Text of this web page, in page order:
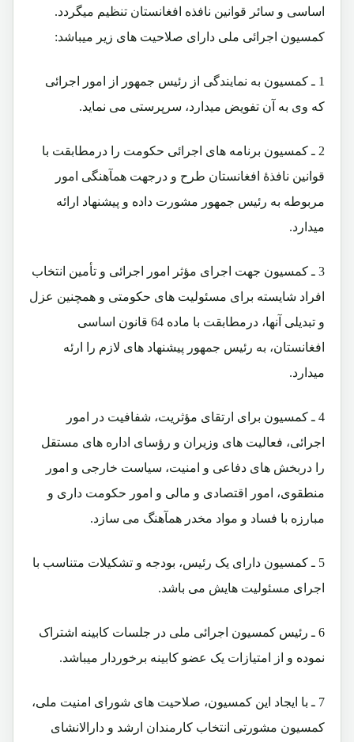
اساسی و سائر قوانین نافذه افغانستان تنظیم میگردد.
کمسیون اجرائی ملی دارای صلاحیت های زیر میباشد:
1 ـ کمسیون به نمایندگی از رئیس جمهور از امور اجرائی
که وی به آن تفویض میدارد، سرپرستی می نماید.
2 ـ کمسیون برنامه های اجرائی حکومت را درمطابقت با
قوانین نافذۀ افغانستان طرح و درجهت همآهنگی امور
مربوطه به رئیس جمهور مشورت داده و پیشنهاد ارائه
میدارد.
3 ـ کمسیون جهت اجرای مؤثر امور اجرائی و تأمین انتخاب
افراد شایسته برای مسئولیت های حکومتی و همچنین عزل
و تبدیلی آنها، درمطابقت با ماده 64 قانون اساسی
افغانستان، به رئیس جمهور پیشنهاد های لازم را ارئه
میدارد.
4 ـ کمسیون برای ارتقای مؤثریت، شفافیت در امور
اجرائی، فعالیت های وزیران و رؤسای اداره های مستقل
را دربخش های دفاعی و امنیت، سیاست خارجی و امور
منطقوی، امور اقتصادی و مالی و امور حکومت داری و
مبارزه با فساد و مواد مخدر همآهنگ می سازد.
5 ـ کمسیون دارای یک رئیس، بودجه و تشکیلات متناسب با
اجرای مسئولیت هایش می باشد.
6 ـ رئیس کمسیون اجرائی ملی در جلسات کابینه اشتراک
نموده و از امتیازات یک عضو کابینه برخوردار میباشد.
7 ـ با ایجاد این کمسیون، صلاحیت های شورای امنیت ملی،
کمسیون مشورتی انتخاب کارمندان ارشد و دارالانشای